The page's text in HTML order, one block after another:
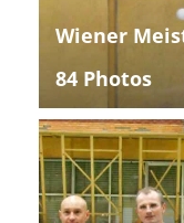
Wiener
84 Photos